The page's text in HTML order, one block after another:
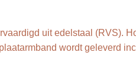
uit edelstaal (RVS).
wordt geleverd